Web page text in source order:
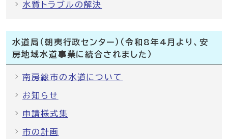
水質トラブルの解決
水道局（朝夷行政センター）（令和8年4月より、安
房地域水道事業に統合されました）
南房総市の水道について
お知らせ
申請様式集
市の計画